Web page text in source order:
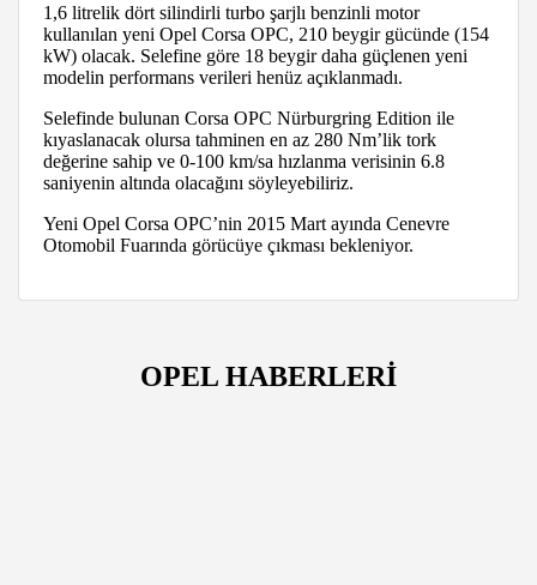
1,6 litrelik dört silindirli turbo şarjlı benzinli motor
kullanılan yeni Opel Corsa OPC, 210 beygir gücünde (154
kW) olacak. Selefine göre 18 beygir daha güçlenen yeni
modelin performans verileri henüz açıklanmadı.
Selefinde bulunan Corsa OPC Nürburgring Edition ile
kıyaslanacak olursa tahminen en az 280 Nm’lik tork
değerine sahip ve 0-100 km/sa hızlanma verisinin 6.8
saniyenin altında olacağını söyleyebiliriz.
Yeni Opel Corsa OPC’nin 2015 Mart ayında Cenevre
Otomobil Fuarında görücüye çıkması bekleniyor.
OPEL HABERLERİ